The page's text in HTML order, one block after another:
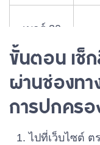
เบอร์ 30
เบอร์ 31
ขั้นตอน เช็
ผ่านช่องทา
การปกครอ
ไปที่เว็บไซต์ ต